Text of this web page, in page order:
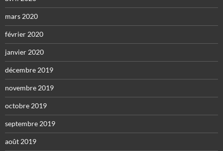
mars 2020
février 2020
janvier 2020
décembre 2019
novembre 2019
octobre 2019
septembre 2019
août 2019